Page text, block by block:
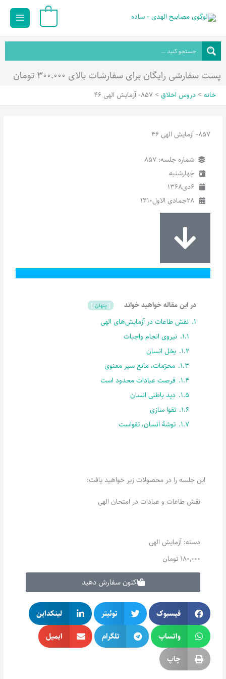
محتوا
Main
پست سفارشی رایگان برای سفارشات بالای ۳۰۰.۰۰۰ تومان
خانه دروس اخلاق 857- آزمایش الهی 46
857- آزمایش الهی 46
شماره جلسه: 857
چهارشنبه
6دی1368
28جمادی الاول1410
در این مقاله خواهید خواند پنهان
1. نقش طاعات در آزمایش‌های الهی
1.1. نیروی انجام واجبات
1.2. بخل انسان
1.3. محرّمات، مانع سیر معنوی
1.4. فرصت عبادات محدود است
1.5. دید باطنی انسان
1.6. تقوا سازی
1.7. توشۀ انسان، تقواست
این جلسه را در محصولات زیر خواهید یافت:
نقش طاعات و عبادات در امتحان الهی
دسته:آزمایش الهی
180,000 تومان
اکنون سفارش دهید
فیسبوک توئیتر
لینکداین
واتساپ
تلگرام
ایمیل
چاپ